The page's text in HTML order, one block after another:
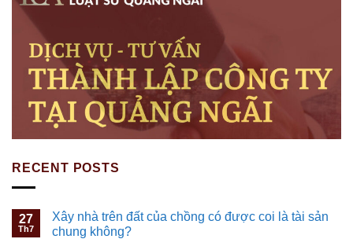
RECENT POSTS
27
Th7
Xây nhà trên đất của chồng có được coi là tài sản
chung không?